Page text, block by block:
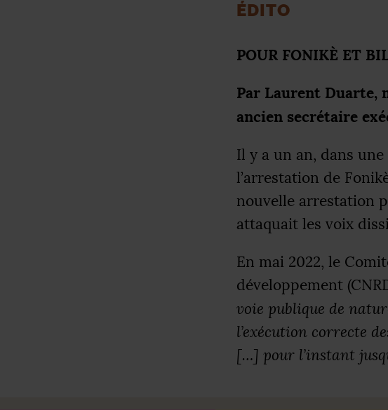
ÉDITO
POUR FONIKÈ ET
Par Laurent Duarte,
ancien secrétaire
Il y a un an, dans
l’arrestation de
nouvelle arrestation
attaquait les voix
En mai 2022, le
développement (
voie publique de
l’exécution correcte
[…] pour l’instant